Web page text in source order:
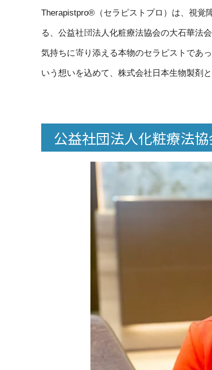
Therapistpro®（セラピストプロ）は、視覚
る、公益社団法人化粧療法協会の大石華法
気持ちに寄り添える本物のセラピストであ
いう想いを込めて、株式会社日本生物製剤
公益社団法人化粧療法